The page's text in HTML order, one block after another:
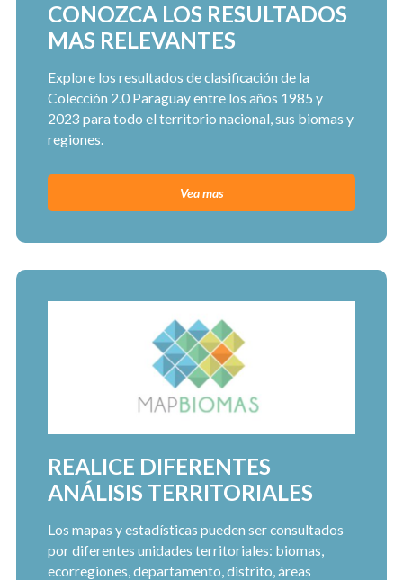
CONOZCA LOS RESULTADOS
MAS RELEVANTES
Explore los resultados de clasificación de la
Colección 2.0 Paraguay entre los años 1985 y
2023 para todo el territorio nacional, sus biomas y
regiones.
Vea mas
REALICE DIFERENTES
ANÁLISIS TERRITORIALES
Los mapas y estadísticas pueden ser consultados
por diferentes unidades territoriales: biomas,
ecorregiones, departamento, distrito, áreas